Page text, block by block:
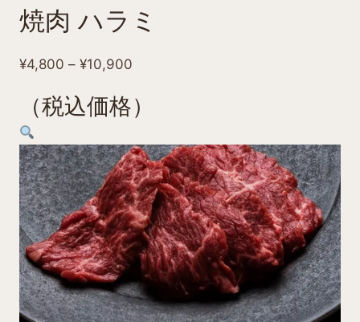
焼肉 ハラミ
¥4,800 – ¥10,900
帯:
–
¥10,900
（税込価格）